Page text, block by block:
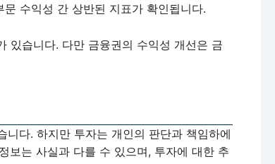
수익성 간 상반된 지표가 확인됩니다.
있습니다. 다만 금융권의 수익성 개선은 금
다. 하지만 투자는 개인의 판단과 책임하에
보는 사실과 다를 수 있으며, 투자에 대한 추